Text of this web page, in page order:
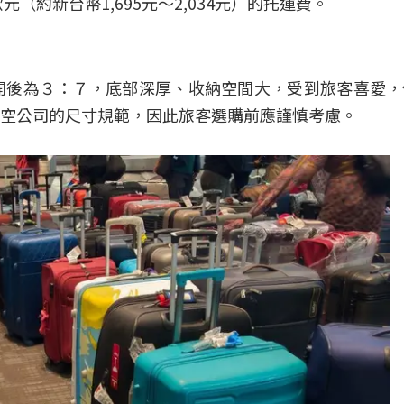
為３：７，底部深厚、收納空間大，受到旅客喜愛
公司的尺寸規範，因此旅客選購前應謹慎考慮。